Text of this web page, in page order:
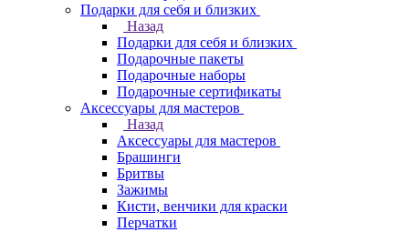
Подарки для себя и близких
Назад
Подарки для себя и близких
Подарочные пакеты
Подарочные наборы
Подарочные сертификаты
Аксессуары для мастеров
Назад
Аксессуары для мастеров
Брашинги
Бритвы
Зажимы
Кисти, венчики для краски
Перчатки